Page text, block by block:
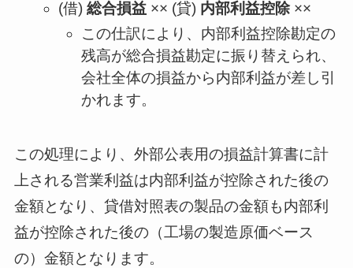
(借)総合損益 ×× (貸) 内部利益控除××
この仕訳により、内部利益控除勘定の
残高が総合損益勘定に振り替えられ、
会社全体の損益から内部利益が差し引
かれます。
この処理により、外部公表用の損益計算書に計
上される営業利益は内部利益が控除された後の
金額となり、貸借対照表の製品の金額も内部利
益が控除された後の（工場の製造原価ベース
の）金額となります。